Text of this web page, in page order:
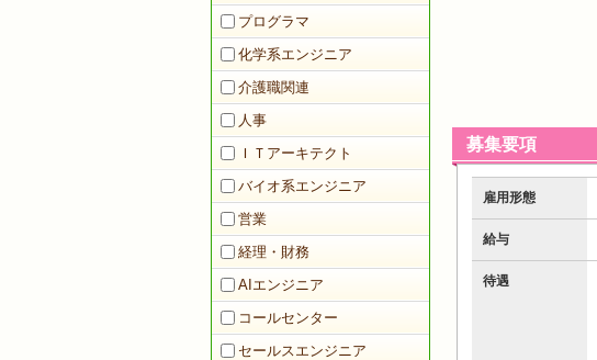
プログラマ
化学系エンジニア
介護職関連
人事
ＩＴアーキテクト
バイオ系エンジニア
営業
経理・財務
AIエンジニア
コールセンター
セールスエンジニア
募集要項
雇用形態
給与
待遇